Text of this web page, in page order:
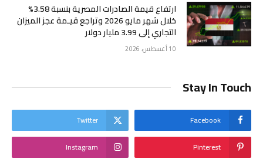
ارتفاع قيمة الصادرات المصرية بنسبة 3.58%
خلال شهر مايو 2026 وتراجع قيـمة عجز الميزان
التجاري إلى 3.99 مليار دولار
10 أغسطس، 2026
Stay In Touch
Facebook
Twitter
Pinterest
Instagram